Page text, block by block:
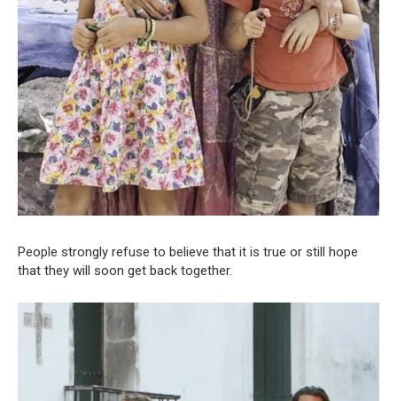
People strongly refuse to believe that it is true or still hope
that they will soon get back together.